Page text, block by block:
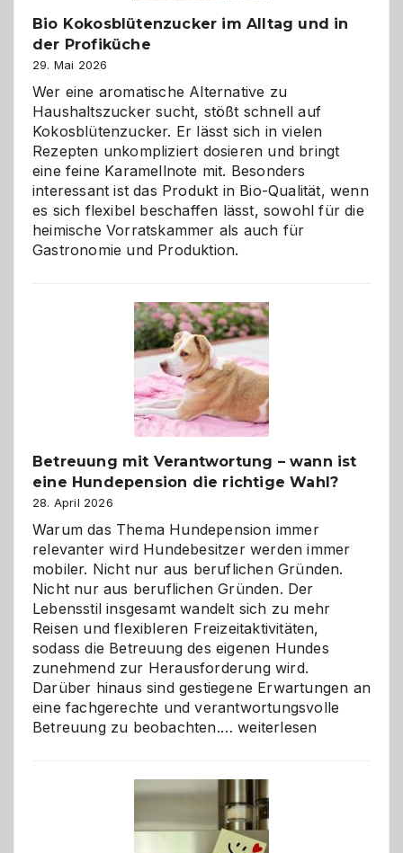
eigenen
Bio Kokosblütenzucker im Alltag und in
der Profiküche
29. Mai 2026
Wer eine aromatische Alternative zu
Haushaltszucker sucht, stößt schnell auf
Kokosblütenzucker. Er lässt sich in vielen
Rezepten unkompliziert dosieren und bringt
eine feine Karamellnote mit. Besonders
interessant ist das Produkt in Bio-Qualität, wenn
es sich flexibel beschaffen lässt, sowohl für die
heimische Vorratskammer als auch für
Gastronomie und Produktion.
Betreuung mit Verantwortung – wann ist
eine Hundepension die richtige Wahl?
28. April 2026
Warum das Thema Hundepension immer
relevanter wird Hundebesitzer werden immer
mobiler. Nicht nur aus beruflichen Gründen.
Nicht nur aus beruflichen Gründen. Der
Lebensstil insgesamt wandelt sich zu mehr
Reisen und flexibleren Freizeitaktivitäten,
sodass die Betreuung des eigenen Hundes
zunehmend zur Herausforderung wird.
Darüber hinaus sind gestiegene Erwartungen an
eine fachgerechte und verantwortungsvolle
Betreuung zu beobachten.…Betreuung
wann
ist
eine
weiterlesen